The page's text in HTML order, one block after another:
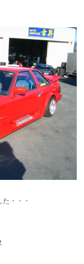
・・・